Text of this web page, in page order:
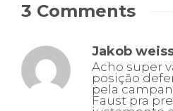
3 Comments
Jakob
Acho super
posição
pela
Faust pra